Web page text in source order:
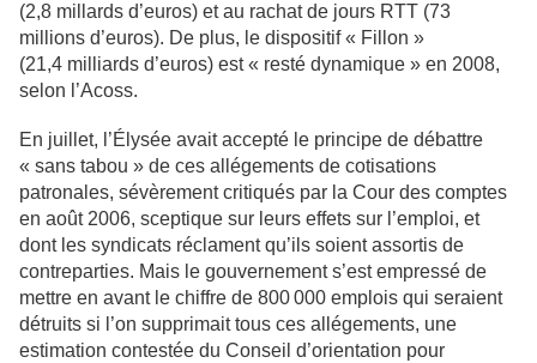
(2,8 millards d’euros) et au rachat de jours RTT (73
millions d’euros). De plus, le dispositif « Fillon »
(21,4 milliards d’euros) est « resté dynamique » en 2008,
selon l’Acoss.
En juillet, l’Élysée avait accepté le principe de débattre
« sans tabou » de ces allégements de cotisations
patronales, sévèrement critiqués par la Cour des comptes
en août 2006, sceptique sur leurs effets sur l’emploi, et
dont les syndicats réclament qu’ils soient assortis de
contreparties. Mais le gouvernement s’est empressé de
mettre en avant le chiffre de 800 000 emplois qui seraient
détruits si l’on supprimait tous ces allégements, une
estimation contestée du Conseil d’orientation pour